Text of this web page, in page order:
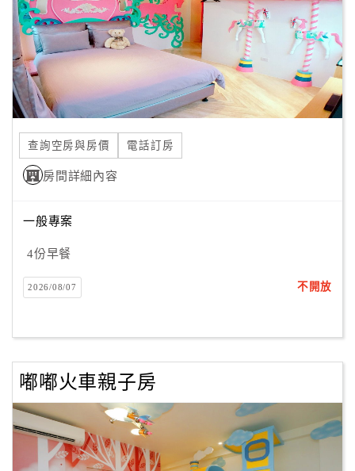
伴
計
劃
商
品
宣
傳
查詢空房與房價 電話訂房
房間詳細內容
一般專案
4份早餐
2026/08/07 不開放
嘟嘟火車親子房